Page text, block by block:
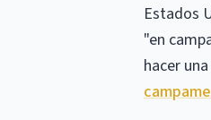
Estados
"en
hacer